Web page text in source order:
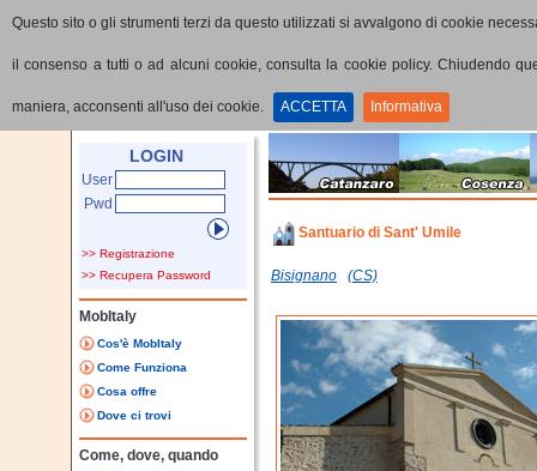
Questo sito o gli strumenti terzi da questo utilizzati si avvalgono di cookie
il consenso a tutti o ad alcuni cookie, consulta la cookie policy. Chiudendo
maniera, acconsenti all'uso dei cookie. ACCETTA Informativa
Dettaglio PoI
LOGIN
User
Pwd
>> Registrazione
>> Recupera Password
MobItaly
Cos'è MobItaly
Come Funziona
Cosa offre
Dove ci trovi
Come, dove, quando
Santuario di Sant' Umile
Bisignano (CS)